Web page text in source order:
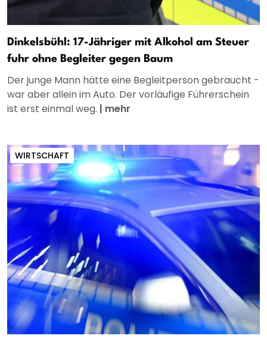
Dinkelsbühl: 17-Jähriger mit Alkohol am Steuer
fuhr ohne Begleiter gegen Baum
Der junge Mann hätte eine Begleitperson gebraucht -
war aber allein im Auto. Der vorläufige Führerschein
ist erst einmal weg. | mehr
WIRTSCHAFT